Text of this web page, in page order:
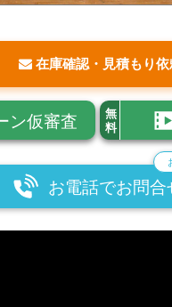
在庫確認・見積もり依
ン仮審査
無
料
お電話でお問合